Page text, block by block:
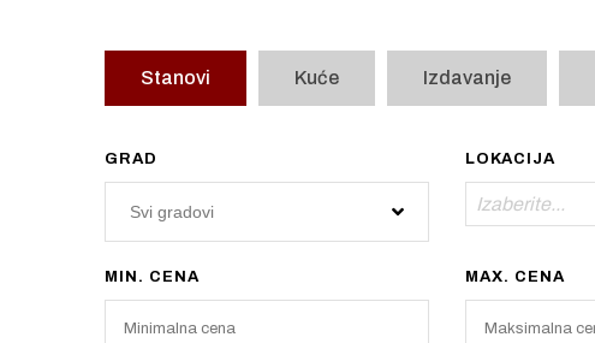
Stanovi Kuće Izdavanje
GRAD
Svi gradovi
LOKACIJA
Izaberite...
MIN. CENA MAX. CENA